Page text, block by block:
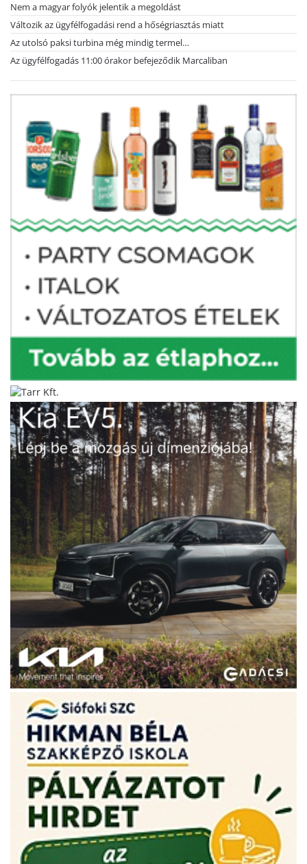
Nem a magyar folyók jelentik a megoldást
Változik az ügyfélfogadási rend a hőségriasztás miatt
Az utolsó paksi turbina még mindig termel…
Az ügyfélfogadás 11:00 órakor befejeződik Marcaliban